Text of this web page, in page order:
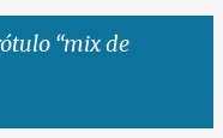
mix de